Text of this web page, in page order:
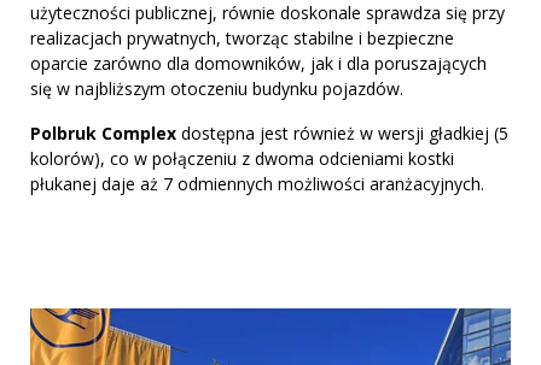
użyteczności publicznej, równie doskonale sprawdza się przy
realizacjach prywatnych, tworząc stabilne i bezpieczne
oparcie zarówno dla domowników, jak i dla poruszających
się w najbliższym otoczeniu budynku pojazdów.
Polbruk Complex dostępna jest również w wersji gładkiej (5
kolorów), co w połączeniu z dwoma odcieniami kostki
płukanej daje aż 7 odmiennych możliwości aranżacyjnych.